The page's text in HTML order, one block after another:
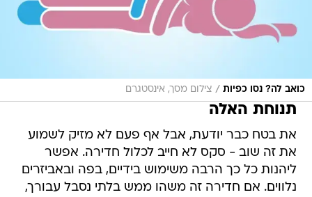
כואב לה? נסו כפיות / צילום מסך, אינסטגרם
תנוחת האלה
את בטח כבר יודעת, אבל אף פעם לא מזיק לשמוע
את זה שוב - סקס לא חייב לכלול חדירה. אפשר
ליהנות כל כך הרבה משימוש בידיים, בפה ובאביזרים
נלווים. אם חדירה זה משהו ממש בלתי נסבל עבורך,